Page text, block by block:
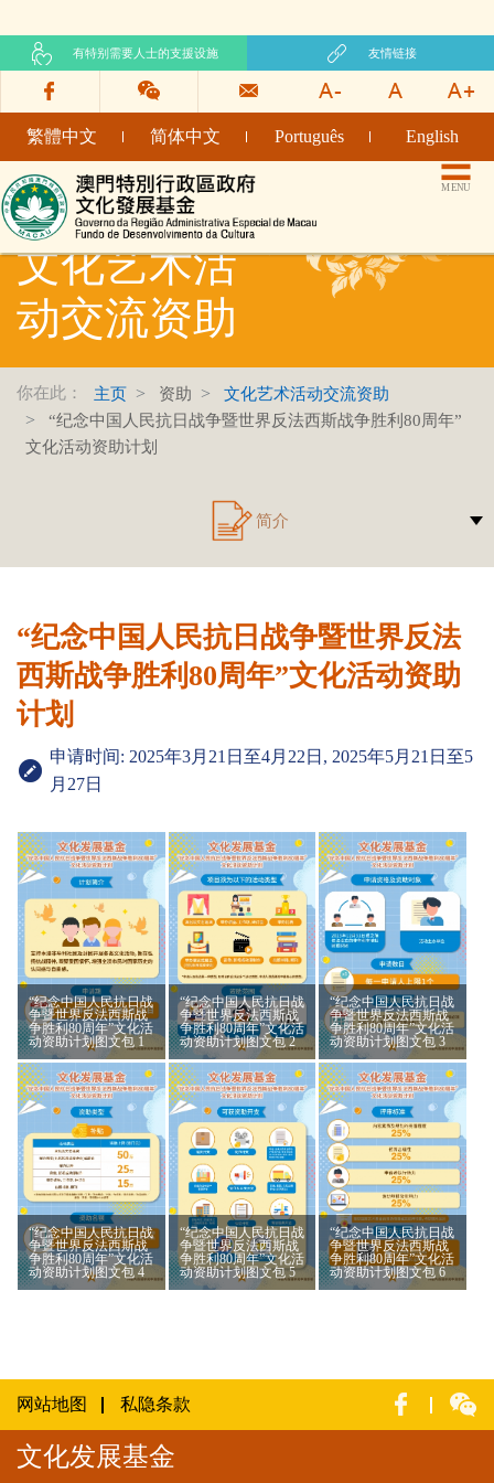
有特别需要人士的支援设施 友情链接
繁體中文 简体中文 Português English
文化发展基金网页 MENU
文化艺术活
动交流资助
你在此： 主页 资助
文化艺术活动交流资助
“纪念中国人民抗日战争暨世界反法西斯战争胜利80周年”
文化活动资助计划
简介
“纪念中国人民抗日战争暨世界反法
西斯战争胜利80周年”文化活动资助
计划
申请时间: 2025年3月21日至4月22日, 2025年5月21日至5
月27日
“纪念中国人民抗日战
争暨世界反法西斯战
争胜利80周年”文化活
动资助计划图文包 1
“纪念中国人民抗日战
争暨世界反法西斯战
争胜利80周年”文化活
动资助计划图文包 2
“纪念中国人民抗日战
争暨世界反法西斯战
争胜利80周年”文化活
动资助计划图文包 3
“纪念中国人民抗日战
争暨世界反法西斯战
争胜利80周年”文化活
动资助计划图文包 4
“纪念中国人民抗日战
争暨世界反法西斯战
争胜利80周年”文化活
动资助计划图文包 5
“纪念中国人民抗日战
争暨世界反法西斯战
争胜利80周年”文化活
动资助计划图文包 6
网站地图 私隐条款
文化发展基金